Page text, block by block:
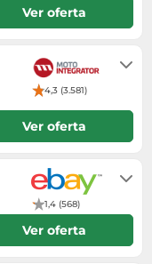
Ver oferta
4,3 (3.581)
Ver oferta
1,4 (568)
Ver oferta